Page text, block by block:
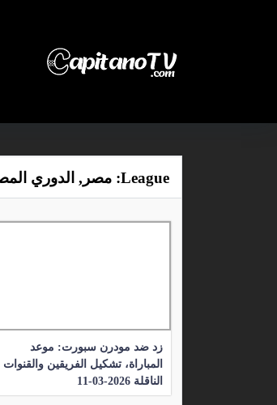
League: مصر, الدوري
زد ضد مودرن سبورت: موعد
المباراة، تشكيل الفريقين والقنوات
الناقلة 2026-03-11